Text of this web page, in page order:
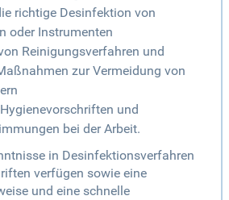
richtige Desinfektion von
oder Instrumenten
Reinigungsverfahren und
zur Vermeidung von
und
bei der Arbeit.
in Desinfektionsverfahren
verfügen sowie eine
und eine schnelle